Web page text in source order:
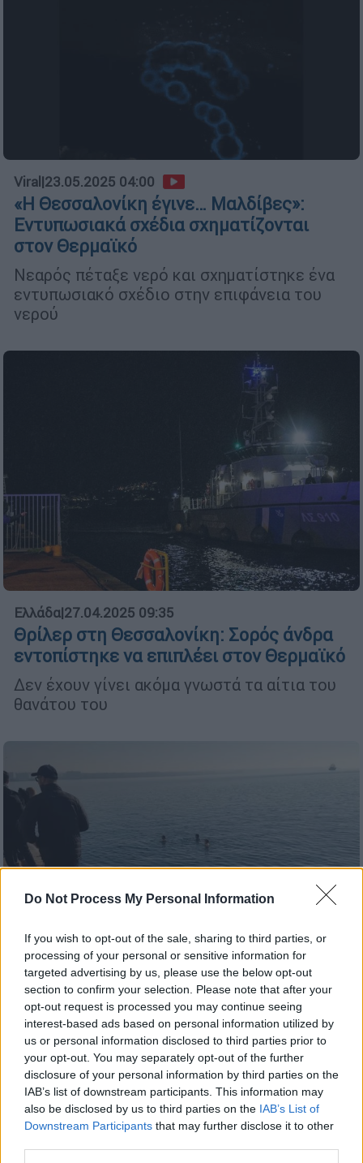
Do Not Process My Personal Information
If you wish to opt-out of the sale, sharing to third parties, or
processing of your personal or sensitive information for
targeted advertising by us, please use the below opt-out
section to confirm your selection. Please note that after your
opt-out request is processed you may continue seeing
interest-based ads based on personal information utilized by
us or personal information disclosed to third parties prior to
your opt-out. You may separately opt-out of the further
disclosure of your personal information by third parties on the
IAB’s list of downstream participants. This information may
also be disclosed by us to third parties on the IAB’s List of
Downstream Participants that may further disclose it to other
Viral |23.05.2025 04:00
«Η Θεσσαλονίκη έγινε… Μαλδίβες»:
Εντυπωσιακά σχέδια σχηματίζονται
στον Θερμαϊκό
Νεαρός πέταξε νερό και σχηματίστηκε ένα
εντυπωσιακό σχέδιο στην επιφάνεια του
νερού
Ελλάδα|27.04.2025 09:35
Θρίλερ στη Θεσσαλονίκη: Σορός άνδρα
εντοπίστηκε να επιπλέει στον Θερμαϊκό
Δεν έχουν γίνει ακόμα γνωστά τα αίτια του
θανάτου του
Ελλάδα 01.01.2025 16:36
Θεσσαλονίκη: Φοιτήτριες βούτηξαν
στον Θερμαϊκό για να καλωσορίσουν το
2025
Οι τέσσερις φοιτήτριες βρίσκονται με
πρόγραμμα Erasmus στη Θεσσαλονίκη